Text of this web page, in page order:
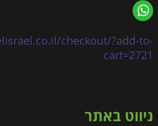
checkout/?add-to-
cart=2721
ניווט באתר